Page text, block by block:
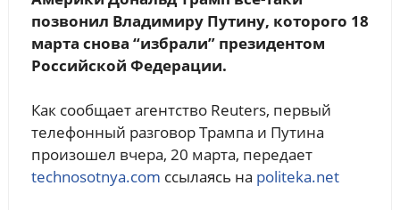
позвонил Владимиру Путину, которого 18
марта снова “избрали” президентом
Российской Федерации.
Как сообщает агентство Reuters, первый
телефонный разговор Трампа и Путина
произошел вчера, 20 марта, передает
technosotnya.com ссылаясь на politeka.net